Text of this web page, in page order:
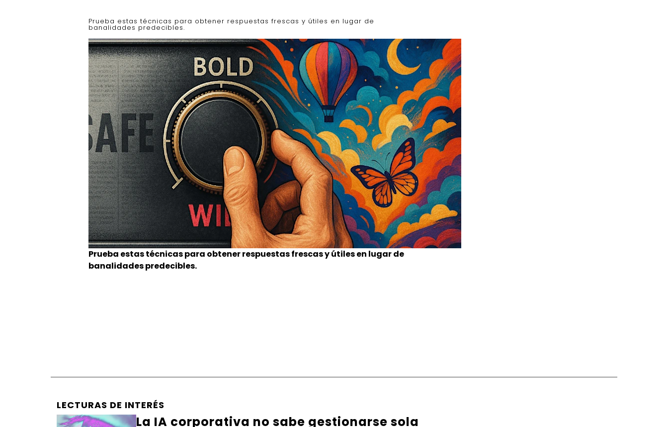
Prueba estas técnicas para obtener respuestas frescas y útiles en lugar de
banalidades predecibles.
Prueba estas técnicas para obtener respuestas frescas y útiles en lugar de
banalidades predecibles.
LECTURAS DE INTERÉS
La IA corporativa no sabe gestionarse sola